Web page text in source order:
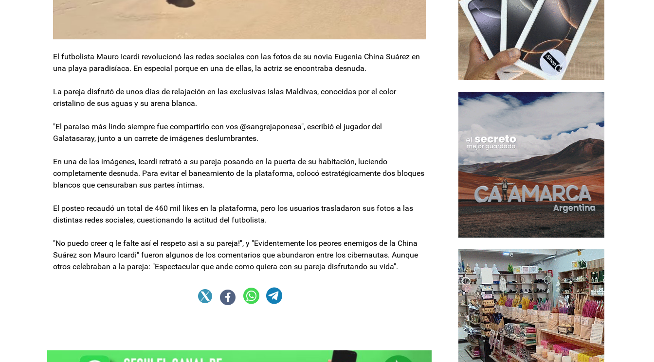
El futbolista Mauro Icardi revolucionó las redes sociales con las fotos de su novia Eugenia China Suárez en
una playa paradisíaca. En especial porque en una de ellas, la actriz se encontraba desnuda.
La pareja disfrutó de unos días de relajación en las exclusivas Islas Maldivas, conocidas por el color
cristalino de sus aguas y su arena blanca.
"El paraíso más lindo siempre fue compartirlo con vos @sangrejaponesa", escribió el jugador del
Galatasaray, junto a un carrete de imágenes deslumbrantes.
En una de las imágenes, Icardi retrató a su pareja posando en la puerta de su habitación, luciendo
completamente desnuda. Para evitar el baneamiento de la plataforma, colocó estratégicamente dos bloques
blancos que censuraban sus partes íntimas.
El posteo recaudó un total de 460 mil likes en la plataforma, pero los usuarios trasladaron sus fotos a las
distintas redes sociales, cuestionando la actitud del futbolista.
"No puedo creer q le falte así el respeto asi a su pareja!", y "Evidentemente los peores enemigos de la China
Suárez son Mauro Icardi" fueron algunos de los comentarios que abundaron entre los cibernautas. Aunque
otros celebraban a la pareja: "Espectacular que ande como quiera con su pareja disfrutando su vida".